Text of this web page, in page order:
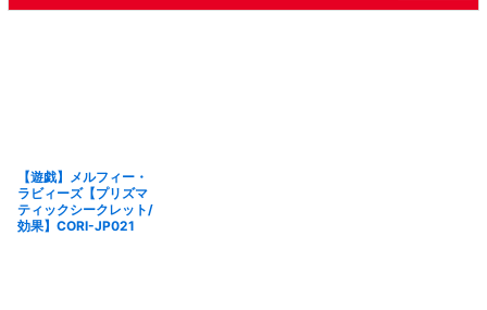
【遊戯】メルフィー・
ラビィーズ【プリズマ
ティックシークレット/
効果】CORI-JP021